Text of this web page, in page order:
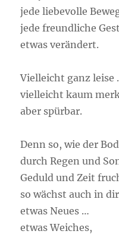
jede liebevolle
jede freundliche
etwas verändert.
Vielleicht ganz leise
vielleicht kaum
aber spürbar.
Denn so, wie der
durch Regen und
Geduld und Zeit
so wächst auch in dir
etwas Neues …
etwas Weiches,